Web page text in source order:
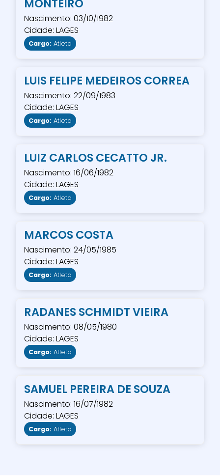
MONTEIRO
Nascimento: 03/10/1982
Cidade: LAGES
Cargo: Atleta
LUIS FELIPE MEDEIROS CORREA
Nascimento: 22/09/1983
Cidade: LAGES
Cargo: Atleta
LUIZ CARLOS CECATTO JR.
Nascimento: 16/06/1982
Cidade: LAGES
Cargo: Atleta
MARCOS COSTA
Nascimento: 24/05/1985
Cidade: LAGES
Cargo: Atleta
RADANES SCHMIDT VIEIRA
Nascimento: 08/05/1980
Cidade: LAGES
Cargo: Atleta
SAMUEL PEREIRA DE SOUZA
Nascimento: 16/07/1982
Cidade: LAGES
Cargo: Atleta